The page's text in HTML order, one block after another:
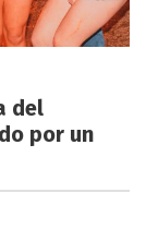
del
por un